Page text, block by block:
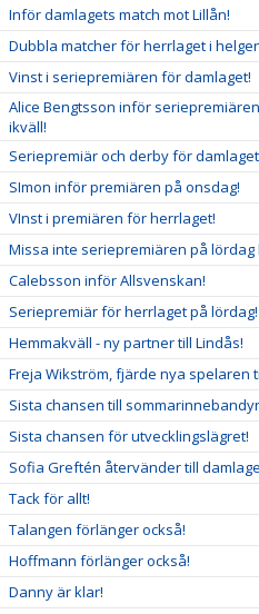
Inför damlagets match mot Lillån!
Dubbla matcher för herrlaget i
Vinst i seriepremiären för damlaget!
Alice Bengtsson inför
ikväll!
Seriepremiär och derby för
SImon inför premiären på onsdag!
VInst i premiären för herrlaget!
Missa inte seriepremiären på lördag
Calebsson inför Allsvenskan!
Seriepremiär för herrlaget på lördag!
Hemmakväll - ny partner till Lindås!
Freja Wikström, fjärde nya spelaren
Sista chansen till
Sista chansen för utvecklingslägret!
Sofia Greftén återvänder till
Tack för allt!
Talangen förlänger också!
Hoffmann förlänger också!
Danny är klar!